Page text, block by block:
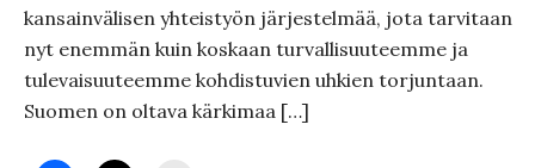
kansainvälisen yhteistyön järjestelmää, jota tarvitaan
nyt enemmän kuin koskaan turvallisuuteemme ja
tulevaisuuteemme kohdistuvien uhkien torjuntaan.
Suomen on oltava kärkimaa […]